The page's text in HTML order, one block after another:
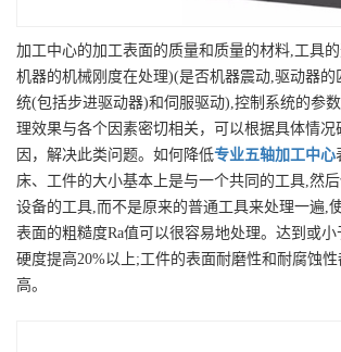
加工中心的加工表面的质量和质量的材料,工具
机器的机械刚度在处理)(是否机器震动,驱动器的
统(包括步进驱动器)和伺服驱动),控制系统的参
理效果与各个因素密切相关，可以根据具体情况
因，解决此类问题。如何降低专业五轴加工中心
床、工件的大小基本上是与一个共同的工具,然
设备的工具,而不是原来的普通工具来处理一遍,
表面的粗糙度Ra值可以很容易地处理。达到或
硬度提高20%以上;工件的表面耐磨性和耐腐蚀
高。